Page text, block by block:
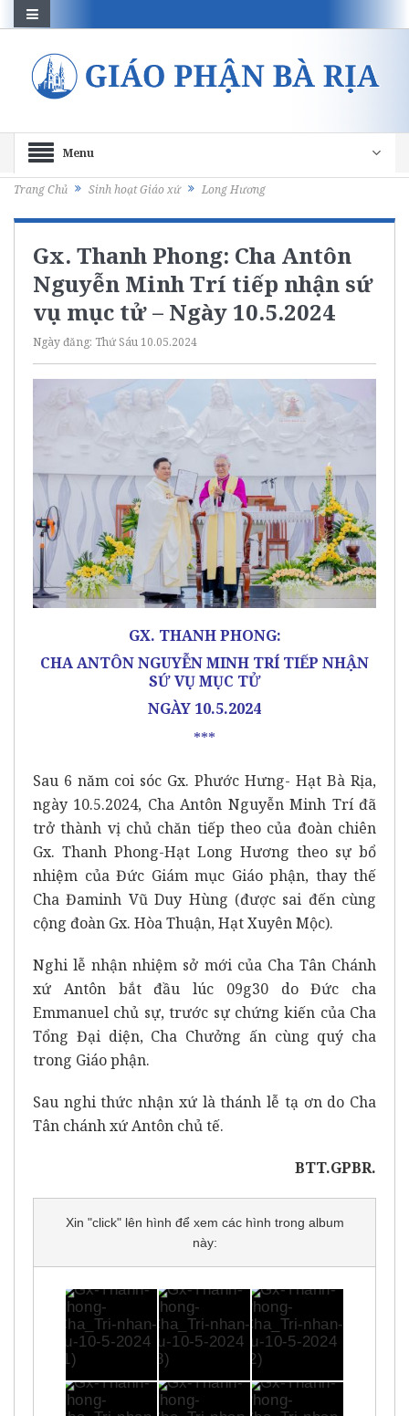
Menu
Trang Chủ Sinh hoạt Giáo xứ Long Hương
Gx. Thanh Phong: Cha Antôn
Nguyễn Minh Trí tiếp nhận sứ
vụ mục tử – Ngày 10.5.2024
Ngày đăng: Thứ Sáu 10.05.2024
GX. THANH PHONG:
CHA ANTÔN NGUYỄN MINH TRÍ TIẾP NHẬN
SỨ VỤ MỤC TỬ
NGÀY 10.5.2024
***
Sau 6 năm coi sóc Gx. Phước Hưng- Hạt Bà Rịa,
ngày 10.5.2024, Cha Antôn Nguyễn Minh Trí đã
trở thành vị chủ chăn tiếp theo của đoàn chiên
Gx. Thanh Phong-Hạt Long Hương theo sự bổ
nhiệm của Đức Giám mục Giáo phận, thay thế
Cha Đaminh Vũ Duy Hùng (được sai đến cùng
cộng đoàn Gx. Hòa Thuận, Hạt Xuyên Mộc).
Nghi lễ nhận nhiệm sở mới của Cha Tân Chánh
xứ Antôn bắt đầu lúc 09g30 do Đức cha
Emmanuel chủ sự, trước sự chứng kiến của Cha
Tổng Đại diện, Cha Chưởng ấn cùng quý cha
trong Giáo phận.
Sau nghi thức nhận xứ là thánh lễ tạ ơn do Cha
Tân chánh xứ Antôn chủ tế.
BTT.GPBR.
Xin "click" lên hình để xem các hình trong album
này: